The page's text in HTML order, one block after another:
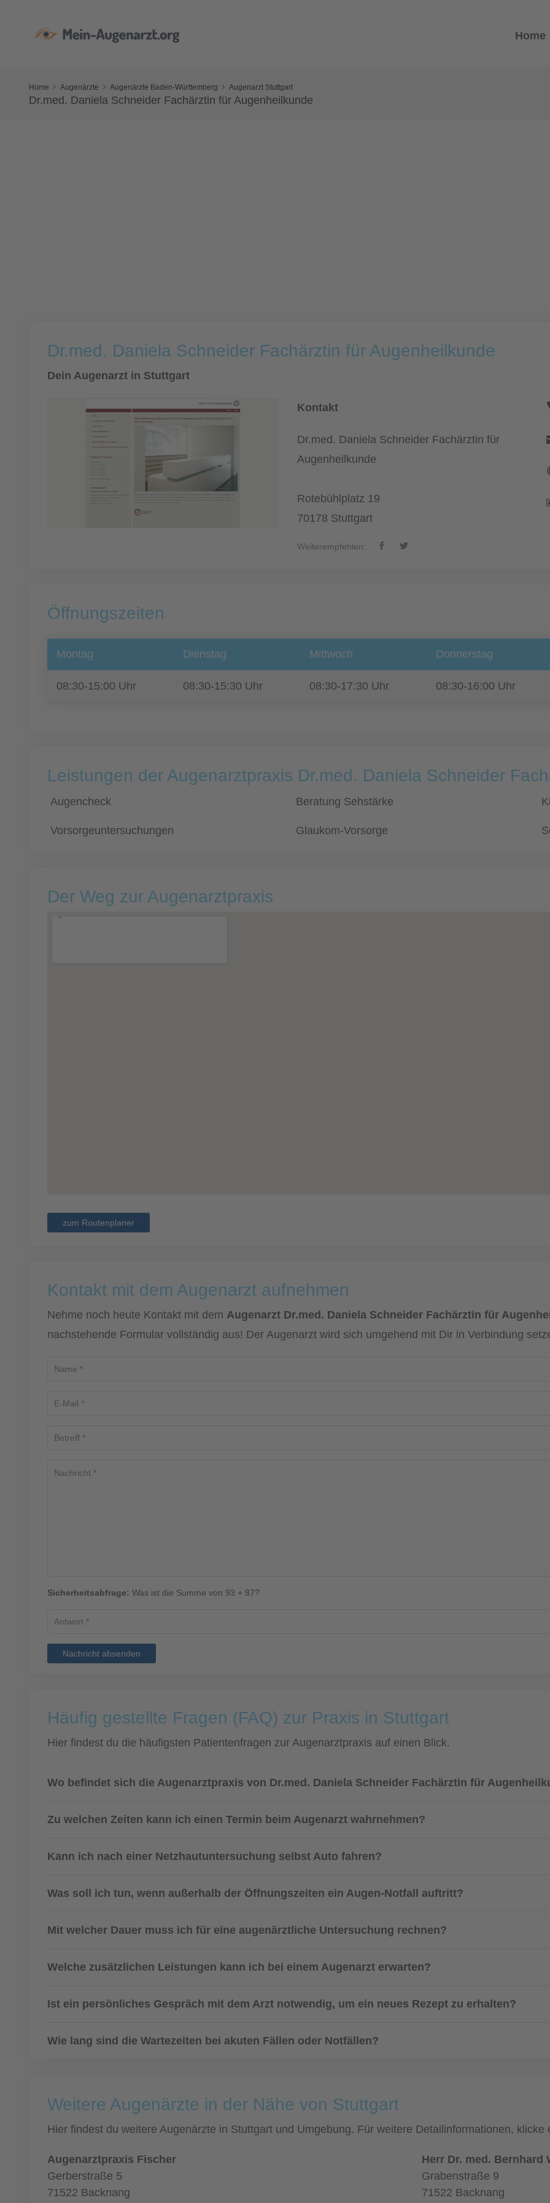
Home
Home Augenärzte Augenärzte Baden-Württemberg Augenarzt Stuttgart
Dr.med. Daniela Schneider Fachärztin für Augenheilkunde
Dr.med. Daniela Schneider Fachärztin für Augenheilkunde
Dein Augenarzt in Stuttgart
Kontakt
Dr.med. Daniela Schneider Fachärztin für
Augenheilkunde
Rotebühlplatz 19
70178 Stuttgart
Weiterempfehlen:
Öffnungszeiten
Montag Dienstag Mittwoch Donnerstag
08:30-15:00 Uhr 08:30-15:30 Uhr 08:30-17:30 Uhr 08:30-16:00 Uhr
Leistungen der Augenarztpraxis Dr.med. Daniela Schneider
Augencheck Beratung Sehstärke
Vorsorgeuntersuchungen Glaukom-Vorsorge
Der Weg zur Augenarztpraxis
zum Routenplaner
Kontakt mit dem Augenarzt aufnehmen
Nehme noch heute Kontakt mit dem Augenarzt Dr.med. Daniela Schneider Fachärztin für
nachstehende Formular vollständig aus! Der Augenarzt wird sich umgehend mit Dir in Verbindung
Sicherheitsabfrage: Was ist die Summe von 93 + 87?
Nachricht absenden
Häufig gestellte Fragen (FAQ) zur Praxis in Stuttgart
Hier findest du die häufigsten Patientenfragen zur Augenarztpraxis auf einen Blick.
Wo befindet sich die Augenarztpraxis von Dr.med. Daniela Schneider Fachärztin für
Zu welchen Zeiten kann ich einen Termin beim Augenarzt wahrnehmen?
Kann ich nach einer Netzhautuntersuchung selbst Auto fahren?
Was soll ich tun, wenn außerhalb der Öffnungszeiten ein Augen-Notfall auftritt?
Mit welcher Dauer muss ich für eine augenärztliche Untersuchung rechnen?
Welche zusätzlichen Leistungen kann ich bei einem Augenarzt erwarten?
Ist ein persönliches Gespräch mit dem Arzt notwendig, um ein neues Rezept zu erhalten?
Wie lang sind die Wartezeiten bei akuten Fällen oder Notfällen?
Weitere Augenärzte in der Nähe von Stuttgart
Hier findest du weitere Augenärzte in Stuttgart und Umgebung. Für weitere Detailinformationen,
Augenarztpraxis Fischer
Gerberstraße 5
71522 Backnang
Herr Dr. med. Bernhard
Grabenstraße 9
71522 Backnang